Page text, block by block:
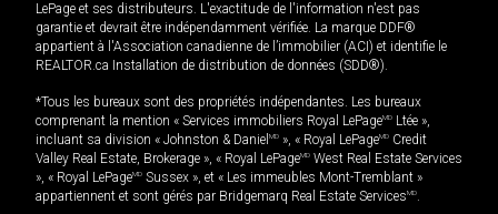
LePage et ses distributeurs. L'exactitude de l'information n'est pas
garantie et devrait être indépendamment vérifiée. La marque DDF®
appartient à l'Association canadienne de l’immobilier (ACI) et identifie le
REALTOR.ca Installation de distribution de données (SDD®).
*Tous les bureaux sont des propriétés indépendantes. Les bureaux
comprenant la mention « Services immobiliers Royal LePageMD Ltée »,
incluant sa division « Johnston & Daniel MD », « Royal LePageMD Credit
Valley Real Estate, Brokerage », « Royal LePageMD West Real Estate Services
», « Royal LePageMD Sussex », et « Les immeubles Mont-Tremblant »
appartiennent et sont gérés par Bridgemarq Real Estate ServicesMD.